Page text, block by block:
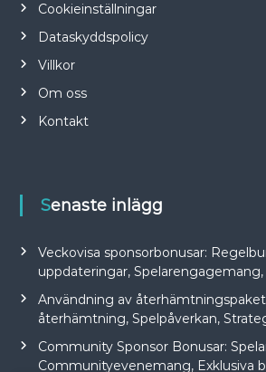
Cookieinställningar
Dataskyddspolicy
Villkor
Om oss
Kontakt
Senaste inlägg
Veckovisa sponsorbonusar:
uppdateringar,
Användning av
återhämtning, Spelpåverkan,
Community Sponsor Bonusar:
Communityevenemang, Exklusiva